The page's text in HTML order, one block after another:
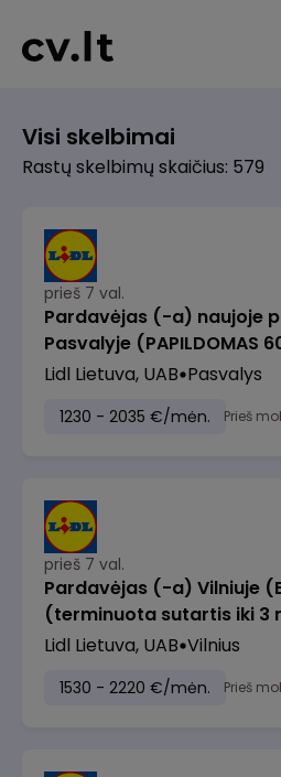
Visi skelbimai
Rastų skelbimų skaičius: 579
prieš 7 val.
Pardavėjas (-a) naujoje
Pasvalyje (PAPILDOMAS
Lidl Lietuva, UAB Pasvalys
1230 - 2035 €/mėn. Prieš
prieš 7 val.
Pardavėjas (-a) Vilniuje
(terminuota sutartis iki 3
Lidl Lietuva, UAB Vilnius
1530 - 2220 €/mėn. Prieš